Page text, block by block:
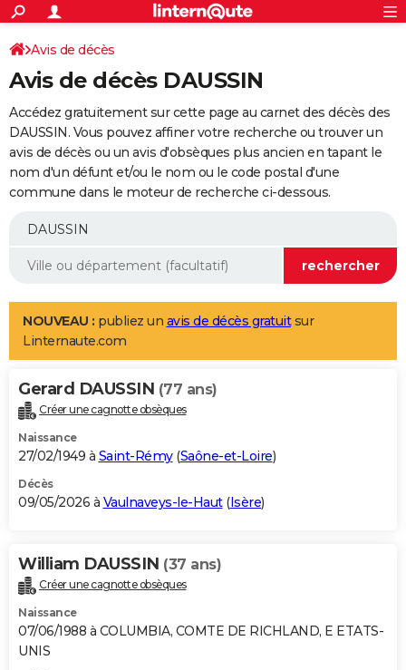
ACTUALITÉS
Politique
Société
Faits Divers
Education
Monde
Villes
+
SPORT
Coupe du monde 2026
Football
Tennis
Cyclisme
Rugby
Forum
Programme TV
TNT
Streaming
Cinéma
Sorties cinéma
Musique
+
FINANCE
Retraite
Epargne
Immobilier
Risques naturels par ville
Banque
Assurance
AUTO
Essais
Réserver un essai
Citadines
Berlines
SUV
Forum auto
+
Mobiles
Meilleur smartphone
Internet
Ordinateurs
Jeux vidéo
Guide high-tech
Aménagement intérieur
LIFESTYLE
Art de vivre
Bien-être
Loisirs
Mode
Modes de vie
Alimentation
Guide de la santé
Maladies
Médicaments
Sommeil
VOYAGE
Destinations
City break
Voyage nature
Voyage de noces
Forum
Climat
+PHOTO
GUIDES D'ACHAT
BONS PLANS
Carte de Noël
Carte Bonne année
Carte Saint-Valentin
Carte Pâques
Carte d'anniversaire
DICTIONNAIRE
Dictionnaire
Biographies
Citations
Expressions
Proverbes
PROGRAMME TV
COPAINS D'AVANT
Avis de décès
Avis de décès DAUSSIN
Accédez gratuitement sur cette page au carnet des décès des
DAUSSIN. Vous pouvez affiner votre recherche ou trouver un
avis de décès ou un avis d'obsèques plus ancien en tapant le
nom d'un défunt et/ou le nom ou le code postal d'une
commune dans le moteur de recherche ci-dessous.
NOUVEAU : publiez un avis de décès gratuitsur
Linternaute.com
Gerard DAUSSIN (77 ans)
Créer une cagnotte obsèques
Naissance
27/02/1949 à Saint-Rémy(Saône-et-Loire)
Décès
09/05/2026 à Vaulnaveys-le-Haut(Isère)
William DAUSSIN (37 ans)
Créer une cagnotte obsèques
Naissance
07/06/1988 à COLUMBIA, COMTE DE RICHLAND, E ETATS-
UNIS